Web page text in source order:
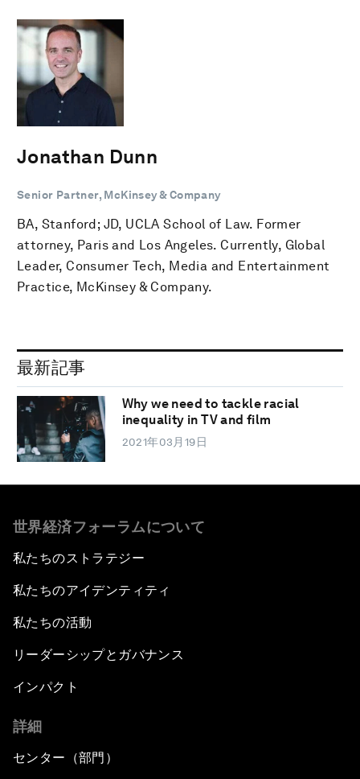
Jonathan Dunn
Senior Partner, McKinsey & Company
BA, Stanford; JD, UCLA School of Law. Former
attorney, Paris and Los Angeles. Currently, Global
Leader, Consumer Tech, Media and Entertainment
Practice, McKinsey & Company.
最新記事
Why we need to tackle racial
inequality in TV and film
2021年03月19日
世界経済フォーラムについて
私たちのストラテジー
私たちのアイデンティティ
私たちの活動
リーダーシップとガバナンス
インパクト
詳細
センター（部門）